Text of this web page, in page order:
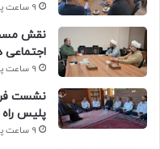
9 ساعت پیش
نقش
اجتماعی
9 ساعت پیش
نشست
پلیس
9 ساعت پیش